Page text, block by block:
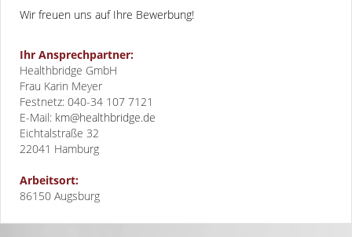
Wir freuen uns auf Ihre Bewerbung!
Ihr Ansprechpartner:
Healthbridge GmbH
Frau Karin Meyer
Festnetz: 040-34 107 7121
E-Mail: km@healthbridge.de
Eichtalstraße 32
22041 Hamburg
Arbeitsort:
86150 Augsburg